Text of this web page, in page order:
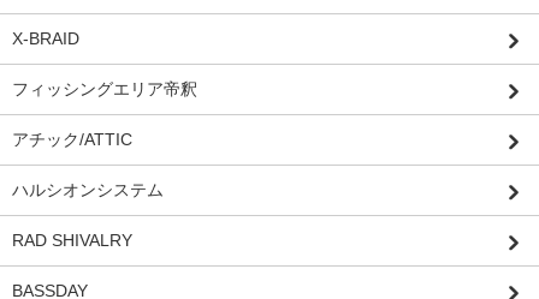
X-BRAID
フィッシングエリア帝釈
アチック/ATTIC
ハルシオンシステム
RAD SHIVALRY
BASSDAY